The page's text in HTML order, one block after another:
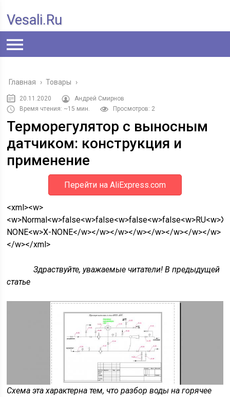
Vesali.ru
Главная › Товары ›
20.11.2020
Андрей Смирнов
Время чтения: ~15 мин.
Просмотров: 2
Терморегулятор с выносным
датчиком: конструкция и
применение
Перейти на AliExpress.com
<xml><w>
<w>Normal<w>false<w>false<w>false<w>false<w>RU<w>X-
NONE<w>X-NONE</w></w></w></w></w></w></w></w>
</w></xml>
Здраствуйте, уважаемые читатели!В предыдущей
статье
Схема эта характерна тем, что разбор воды на горячее